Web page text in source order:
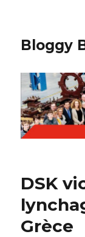
Bloggy
DSK
Grèce